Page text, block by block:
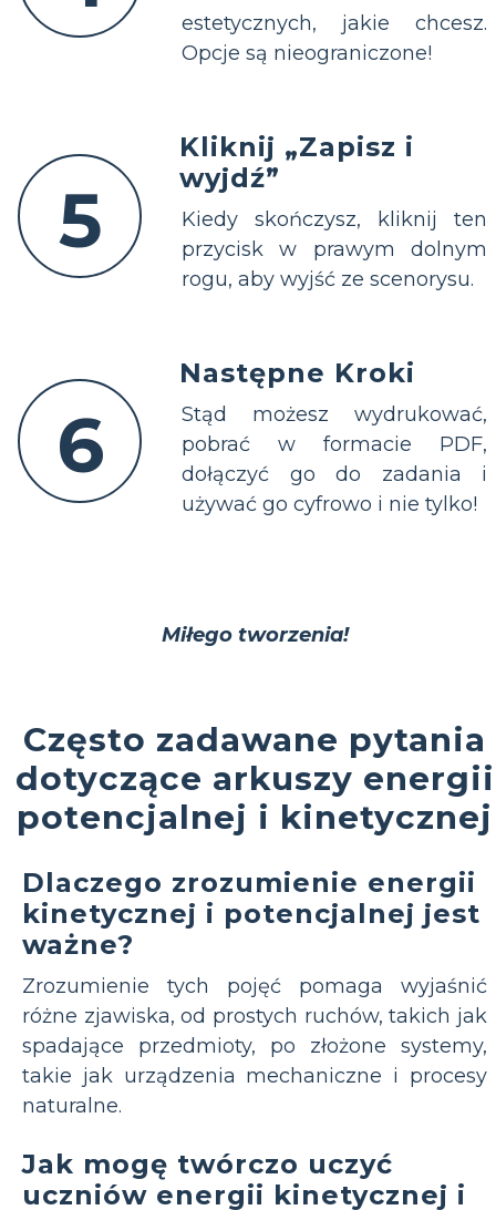
estetycznych, jakie chcesz.
Opcje są nieograniczone!
5
Kliknij „Zapisz i
wyjdź”
Kiedy skończysz, kliknij ten
przycisk w prawym dolnym
rogu, aby wyjść ze scenorysu.
6
Następne Kroki
Stąd możesz wydrukować,
pobrać w formacie PDF,
dołączyć go do zadania i
używać go cyfrowo i nie tylko!
Miłego tworzenia!
Często zadawane pytania
dotyczące arkuszy energii
potencjalnej i kinetycznej
Dlaczego zrozumienie energii
kinetycznej i potencjalnej jest
ważne?
Zrozumienie tych pojęć pomaga wyjaśnić
różne zjawiska, od prostych ruchów, takich jak
spadające przedmioty, po złożone systemy,
takie jak urządzenia mechaniczne i procesy
naturalne.
Jak mogę twórczo uczyć
uczniów energii kinetycznej i